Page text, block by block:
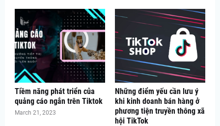
Tiềm năng phát triển của
quảng cáo ngắn trên Tiktok
March 21, 2023
Những điểm yếu cần lưu ý
khi kinh doanh bán hàng ở
phương tiện truyền thông xã
hội TikTok